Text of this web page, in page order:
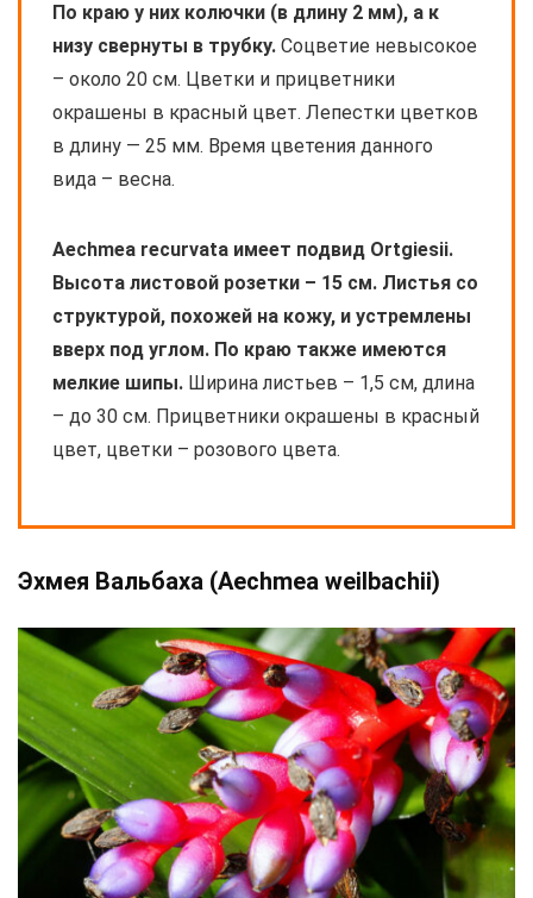
По краю у них колючки (в длину 2 мм), а к
низу свернуты в трубку. Соцветие невысокое
– около 20 см. Цветки и прицветники
окрашены в красный цвет. Лепестки цветков
в длину — 25 мм. Время цветения данного
вида – весна.
Aechmea recurvata имеет подвид Ortgiesii.
Высота листовой розетки – 15 см. Листья со
структурой, похожей на кожу, и устремлены
вверх под углом. По краю также имеются
мелкие шипы. Ширина листьев – 1,5 см, длина
– до 30 см. Прицветники окрашены в красный
цвет, цветки – розового цвета.
Эхмея Вальбаха (Aechmea weilbachii)